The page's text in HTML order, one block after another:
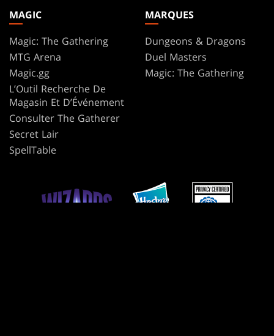
MAGIC
Magic: The Gathering
MTG Arena
Magic.gg
L’Outil Recherche De
Magasin Et D’Événement
Consulter The Gatherer
Secret Lair
SpellTable
MARQUES
Dungeons & Dragons
Duel Masters
Magic: The Gathering